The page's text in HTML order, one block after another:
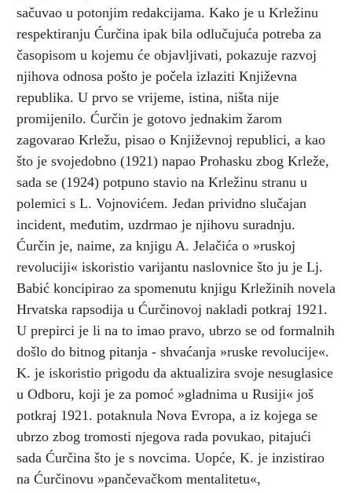
sačuvao u potonjim redakcijama. Kako je u Krležinu
respektiranju Ćurčina ipak bila odlučujuća potreba za
časopisom u kojemu će objavljivati, pokazuje razvoj
njihova odnosa pošto je počela izlaziti Književna
republika. U prvo se vrijeme, istina, ništa nije
promijenilo. Ćurčin je gotovo jednakim žarom
zagovarao Krležu, pisao o Književnoj republici, a kao
što je svojedobno (1921) napao Prohasku zbog Krleže,
sada se (1924) potpuno stavio na Krležinu stranu u
polemici s L. Vojnovićem. Jedan prividno slučajan
incident, međutim, uzdrmao je njihovu suradnju.
Ćurčin je, naime, za knjigu A. Jelačića o »ruskoj
revoluciji« iskoristio varijantu naslovnice što ju je Lj.
Babić koncipirao za spomenutu knjigu Krležinih novela
Hrvatska rapsodija u Ćurčinovoj nakladi potkraj 1921.
U prepirci je li na to imao pravo, ubrzo se od formalnih
došlo do bitnog pitanja - shvaćanja »ruske revolucije«.
K. je iskoristio prigodu da aktualizira svoje nesuglasice
u Odboru, koji je za pomoć »gladnima u Rusiji« još
potkraj 1921. potaknula Nova Evropa, a iz kojega se
ubrzo zbog tromosti njegova rada povukao, pitajući
sada Ćurčina što je s novcima. Uopće, K. je inzistirao
na Ćurčinovu »pančevačkom mentalitetu«,